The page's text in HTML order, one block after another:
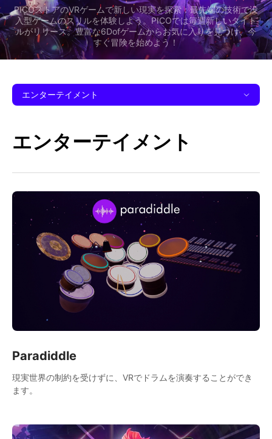
PICOストアのVRゲームで新しい現実を探索：最先端の技術で没
入型ゲームのスリルを体験しよう。PICOでは毎週新しいタイト
ルがリリース。豊富な6Dofゲームからお気に入りを見つけ、今
すぐ冒険を始めよう！
エンターテイメント
エンターテイメント
Paradiddle
現実世界の制約を受けずに、VRでドラムを演奏することができ
ます。